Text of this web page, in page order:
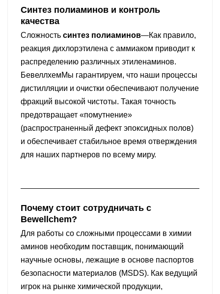
Синтез полиаминов и контроль
качества
Сложностьсинтез полиаминов—Как правило,
реакция дихлорэтилена с аммиаком приводит к
распределению различных этиленаминов.
БевеллхемМы гарантируем, что наши процессы
дистилляции и очистки обеспечивают получение
фракций высокой чистоты. Такая точность
предотвращает «помутнение»
(распространенный дефект эпоксидных полов)
и обеспечивает стабильное время отверждения
для наших партнеров по всему миру.
Почему стоит сотрудничать с
Bewellchem?
Для работы со сложными процессами в химии
аминов необходим поставщик, понимающий
научные основы, лежащие в основе паспортов
безопасности материалов (MSDS). Как ведущий
игрок на рынке химической продукции,